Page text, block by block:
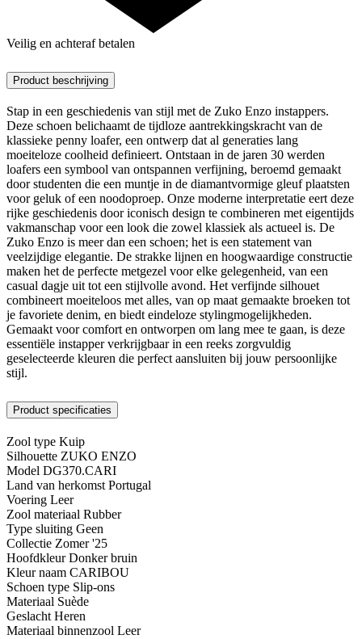
Veilig en achteraf betalen
Product beschrijving
Stap in een geschiedenis van stijl met de Zuko Enzo instappers.
Deze schoen belichaamt de tijdloze aantrekkingskracht van de
klassieke penny loafer, een ontwerp dat al generaties lang
moeiteloze coolheid definieert. Ontstaan in de jaren 30 werden
loafers een symbool van ontspannen verfijning, beroemd gemaakt
door studenten die een muntje in de diamantvormige gleuf plaatsten
voor geluk of een noodoproep. Onze moderne interpretatie eert deze
rijke geschiedenis door iconisch design te combineren met eigentijds
vakmanschap voor een look die zowel klassiek als actueel is. De
Zuko Enzo is meer dan een schoen; het is een statement van
veelzijdige elegantie. De strakke lijnen en hoogwaardige constructie
maken het de perfecte metgezel voor elke gelegenheid, van een
casual dagje uit tot een stijlvolle avond. Het verfijnde silhouet
combineert moeiteloos met alles, van op maat gemaakte broeken tot
je favoriete denim, en biedt eindeloze stylingmogelijkheden.
Gemaakt voor comfort en ontworpen om lang mee te gaan, is deze
essentiële instapper verkrijgbaar in een reeks zorgvuldig
geselecteerde kleuren die perfect aansluiten bij jouw persoonlijke
stijl.
Product specificaties
Zool type Kuip
Silhouette ZUKO ENZO
Model DG370.CARI
Land van herkomst Portugal
Voering Leer
Zool materiaal Rubber
Type sluiting Geen
Collectie Zomer '25
HoofdkleurDonker bruin
Kleur naam CARIBOU
Schoen type Slip-ons
Materiaal Suède
Geslacht Heren
Materiaal binnenzool Leer